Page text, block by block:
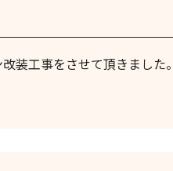
装工事をさせて頂きまし